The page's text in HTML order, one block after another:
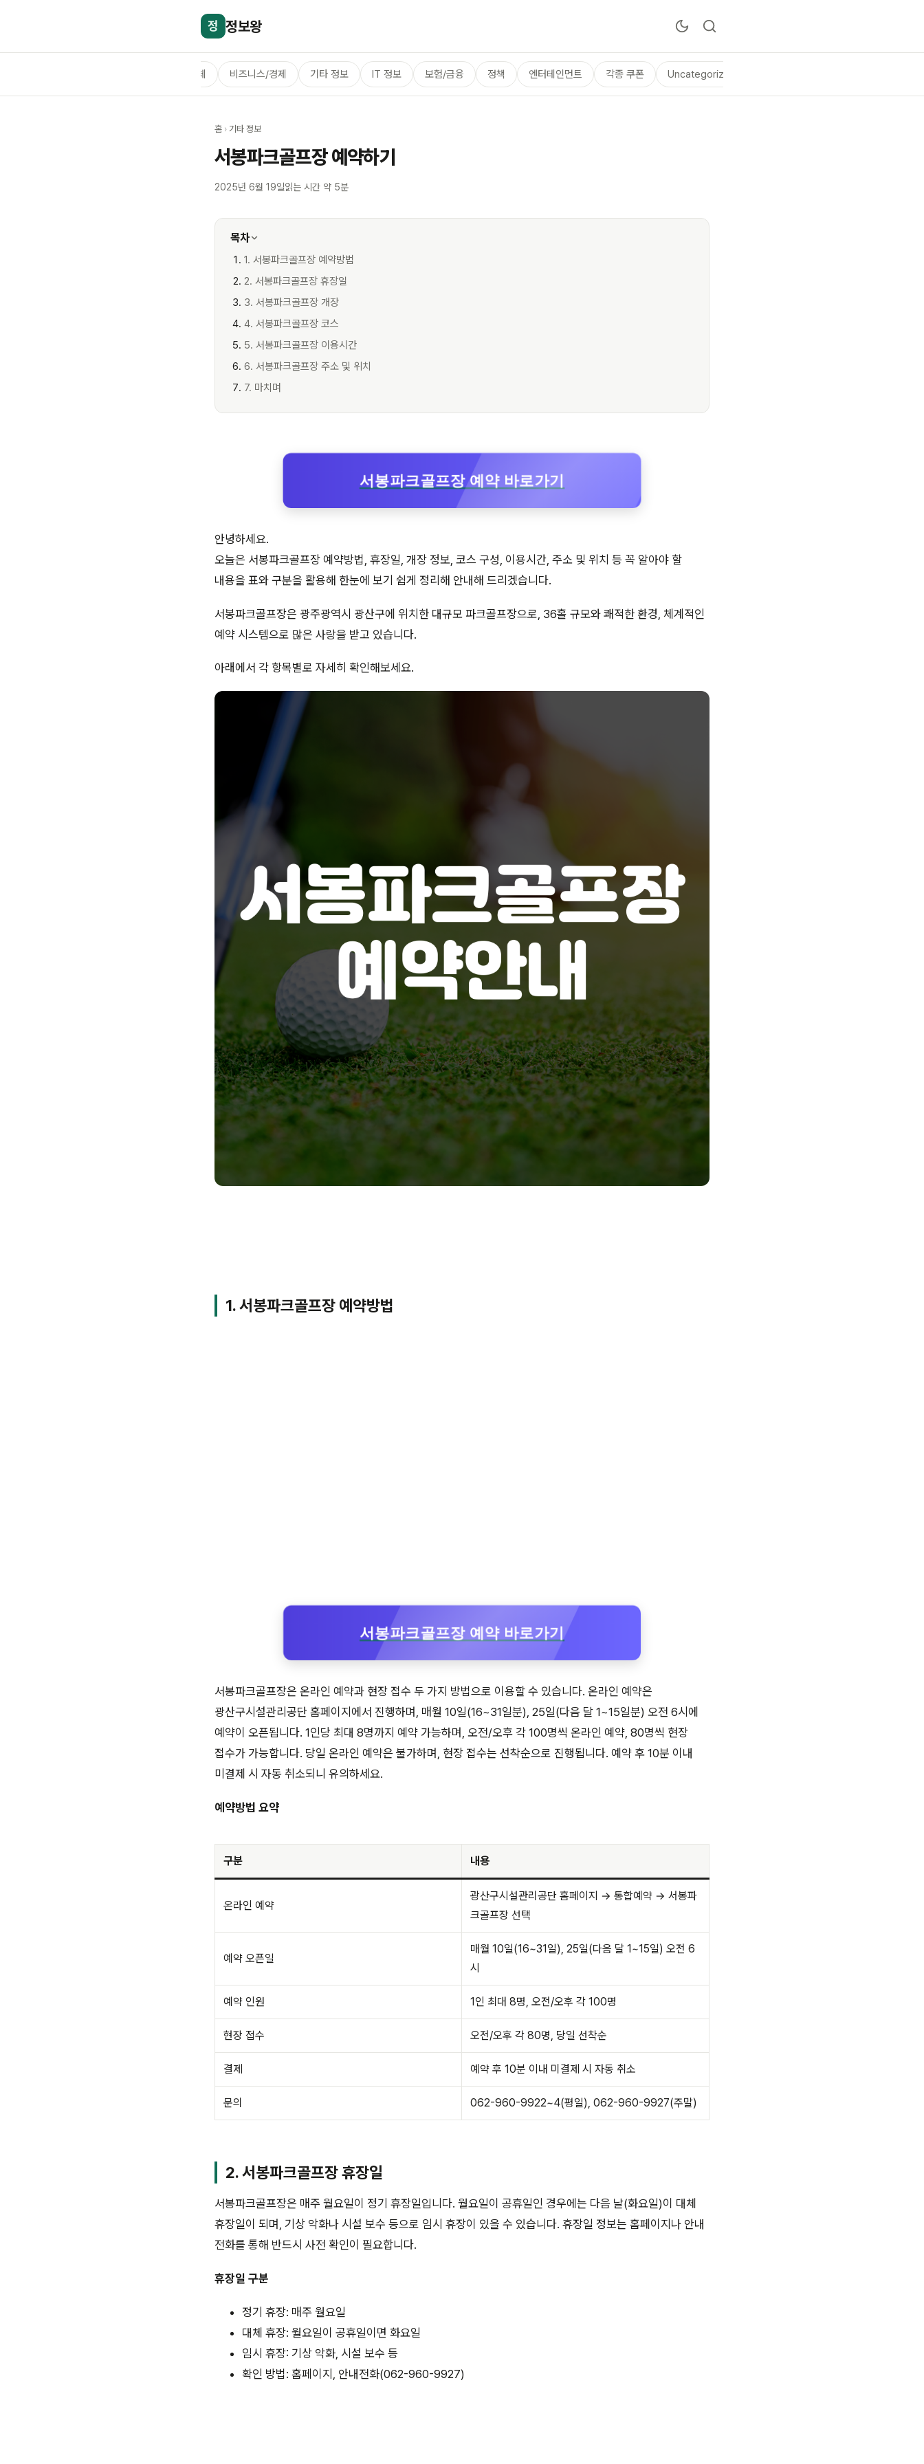
정 정보왕
전체 비즈니스/경제 기타 정보 IT 정보 보험/금융 정책 엔터테인먼트 각종 쿠폰 Uncategorized
홈 › 기타 정보
서봉파크골프장 예약하기
2025년 6월 19일읽는 시간 약 5분
목차
1. 서봉파크골프장 예약방법
2. 서봉파크골프장 휴장일
3. 서봉파크골프장 개장
4. 서봉파크골프장 코스
5. 서봉파크골프장 이용시간
6. 서봉파크골프장 주소 및 위치
7. 마치며
서봉파크골프장 예약 바로가기
안녕하세요.
오늘은 서봉파크골프장 예약방법, 휴장일, 개장 정보, 코스 구성, 이용시간, 주소 및 위치 등 꼭 알아야 할
내용을 표와 구분을 활용해 한눈에 보기 쉽게 정리해 안내해 드리겠습니다.
서봉파크골프장은 광주광역시 광산구에 위치한 대규모 파크골프장으로, 36홀 규모와 쾌적한 환경, 체계적인
예약 시스템으로 많은 사랑을 받고 있습니다.
아래에서 각 항목별로 자세히 확인해보세요.
1. 서봉파크골프장 예약방법
서봉파크골프장 예약 바로가기
서봉파크골프장은 온라인 예약과 현장 접수 두 가지 방법으로 이용할 수 있습니다. 온라인 예약은
광산구시설관리공단 홈페이지에서 진행하며, 매월 10일(16~31일분), 25일(다음 달 1~15일분) 오전 6시에
예약이 오픈됩니다. 1인당 최대 8명까지 예약 가능하며, 오전/오후 각 100명씩 온라인 예약, 80명씩 현장
접수가 가능합니다. 당일 온라인 예약은 불가하며, 현장 접수는 선착순으로 진행됩니다. 예약 후 10분 이내
미결제 시 자동 취소되니 유의하세요.
예약방법 요약
구분 내용
온라인 예약
광산구시설관리공단 홈페이지 → 통합예약 → 서봉파
크골프장 선택
예약 오픈일
매월 10일(16~31일), 25일(다음 달 1~15일) 오전 6
시
예약 인원 1인 최대 8명, 오전/오후 각 100명
현장 접수 오전/오후 각 80명, 당일 선착순
결제 예약 후 10분 이내 미결제 시 자동 취소
문의 062-960-9922~4(평일), 062-960-9927(주말)
2. 서봉파크골프장 휴장일
서봉파크골프장은 매주 월요일이 정기 휴장일입니다. 월요일이 공휴일인 경우에는 다음 날(화요일)이 대체
휴장일이 되며, 기상 악화나 시설 보수 등으로 임시 휴장이 있을 수 있습니다. 휴장일 정보는 홈페이지나 안내
전화를 통해 반드시 사전 확인이 필요합니다.
휴장일 구분
정기 휴장: 매주 월요일
대체 휴장: 월요일이 공휴일이면 화요일
임시 휴장: 기상 악화, 시설 보수 등
확인 방법: 홈페이지, 안내전화(062-960-9927)